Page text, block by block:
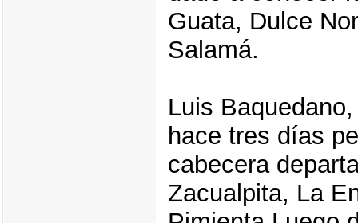
Guata, Dulce
Salamá.
Luis
hace tres días
cabecera
Zacualpita, La